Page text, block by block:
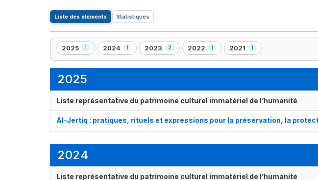
Liste des éléments Statistiques
2025 1
,
1
2024 1
,
1
2023 2
,
2
2022 1
,
1
2021 1
,
1
2025
Liste représentative du patrimoine culturel immatériel de l’humanité
Al-Jertiq : pratiques, rituels et expressions pour la préservation, la
2024
Liste représentative du patrimoine culturel immatériel de l’humanité